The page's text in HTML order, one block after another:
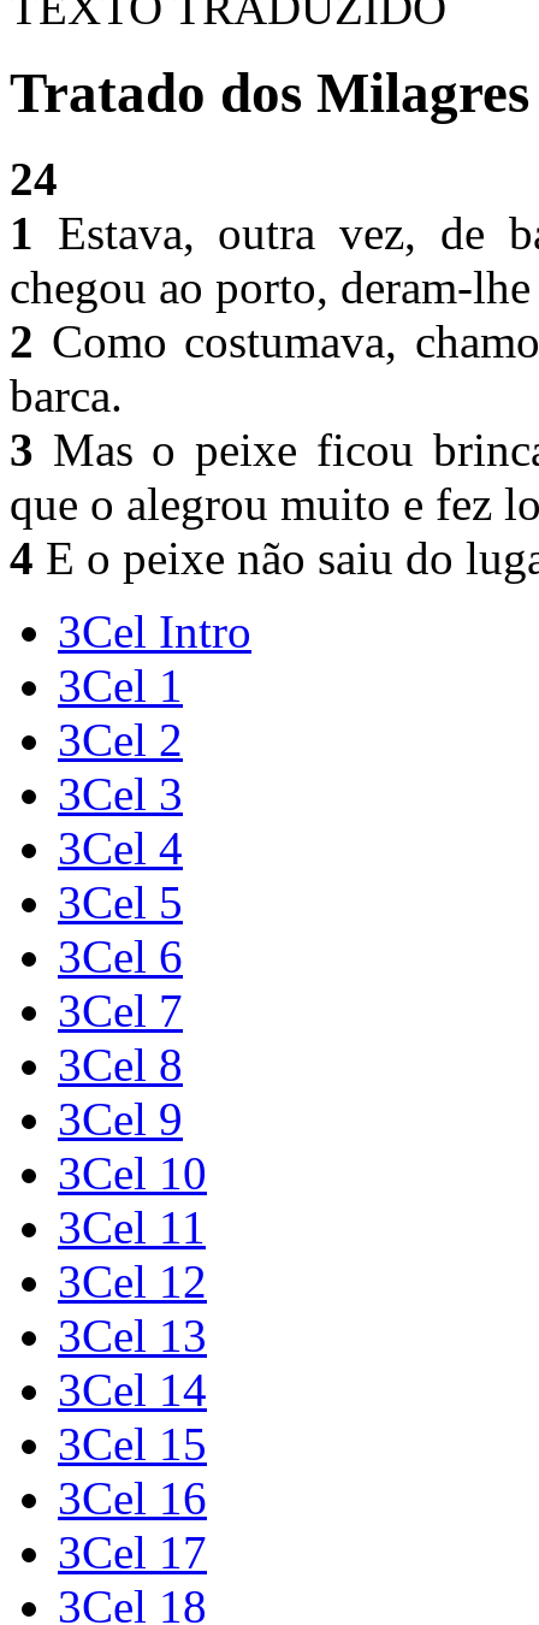
Tratado dos
24
1 Estava, outra vez, de
chegou ao porto, deram-
2 Como costumava,
barca.
3 Mas o peixe ficou
que o alegrou muito e fez
4 E o peixe não saiu do
3Cel Intro
3Cel 1
3Cel 2
3Cel 3
3Cel 4
3Cel 5
3Cel 6
3Cel 7
3Cel 8
3Cel 9
3Cel 10
3Cel 11
3Cel 12
3Cel 13
3Cel 14
3Cel 15
3Cel 16
3Cel 17
3Cel 18